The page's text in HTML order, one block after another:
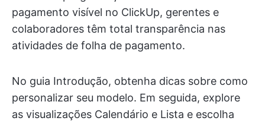
pagamento visível no ClickUp, gerentes e
colaboradores têm total transparência nas
atividades de folha de pagamento.
No guia Introdução, obtenha dicas sobre como
personalizar seu modelo. Em seguida, explore
as visualizações Calendário e Lista e escolha